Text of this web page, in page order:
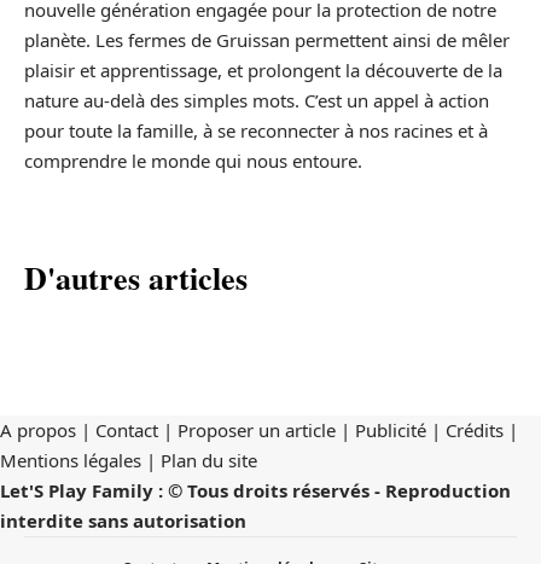
nouvelle génération engagée pour la protection de notre
planète. Les fermes de Gruissan permettent ainsi de mêler
plaisir et apprentissage, et prolongent la découverte de la
nature au-delà des simples mots. C’est un appel à action
pour toute la famille, à se reconnecter à nos racines et à
comprendre le monde qui nous entoure.
D'autres articles
A propos | Contact | Proposer un article | Publicité | Crédits |
Mentions légales | Plan du site
Let'S Play Family : © Tous droits réservés - Reproduction
interdite sans autorisation